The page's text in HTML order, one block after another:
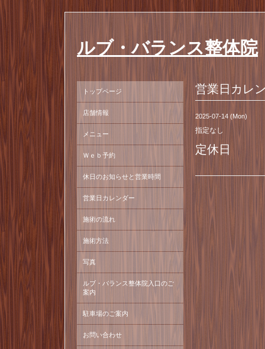
ルブ・バランス整体院
営業日カレ
2025-07-14 (Mon)
指定なし
定休日
トップページ
店舗情報
メニュー
Ｗｅｂ予約
休日のお知らせと営業時間
営業日カレンダー
施術の流れ
施術方法
写真
ルブ・バランス整体院入口のご
案内
駐車場のご案内
お問い合わせ